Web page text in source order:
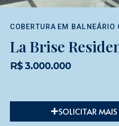
COBERTURA EM BALNEÁRIO
La Brise
R$ 3.000.000
SOLICITAR